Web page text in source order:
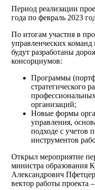
Период реализации
года по февраль 2023
По итогам участия в
управленческих команд
будут разработаны
консорциумов:
Программы
стратегического
организаций;
Новые формы
управления,
подходе с учетов
инструментов
Открыл мероприятие
министра образования
Александрович
вектор работы проекта –